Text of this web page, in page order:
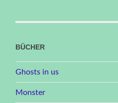
BÜCHER
Ghosts in us
Monster